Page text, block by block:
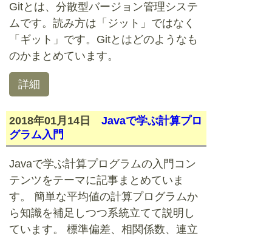
Gitとは、分散型バージョン管理システ
ムです。読み方は「ジット」ではなく
「ギット」です。Gitとはどのようなも
のかまとめています。
詳細
2018年01月14日 Javaで学ぶ計算プロ
グラム入門
Javaで学ぶ計算プログラムの入門コン
テンツをテーマに記事まとめていま
す。 簡単な平均値の計算プログラムか
ら知識を補足しつつ系統立てて説明し
ています。 標準偏差、相関係数、連立